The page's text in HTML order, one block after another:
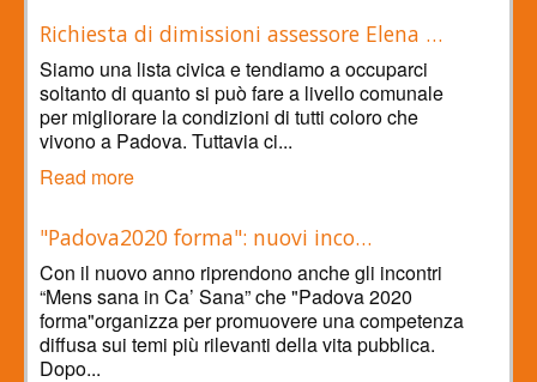
Richiesta di dimissioni assessore Elena …
Siamo una lista civica e tendiamo a occuparci
soltanto di quanto si può fare a livello comunale
per migliorare la condizioni di tutti coloro che
vivono a Padova. Tuttavia ci...
Read more
"Padova2020 forma": nuovi inco…
Con il nuovo anno riprendono anche gli incontri
“Mens sana in Ca’ Sana” che "Padova 2020
forma"organizza per promuovere una competenza
diffusa sui temi più rilevanti della vita pubblica.
Dopo...